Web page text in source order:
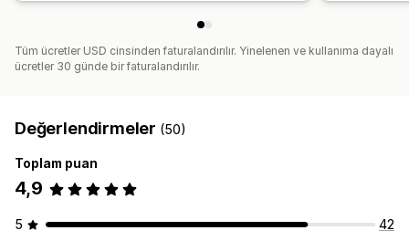
Tüm ücretler USD cinsinden faturalandırılır. Yinelenen ve kullanıma dayalı
ücretler 30 günde bir faturalandırılır.
Değerlendirmeler (50)
Toplam puan
4,9
5
42